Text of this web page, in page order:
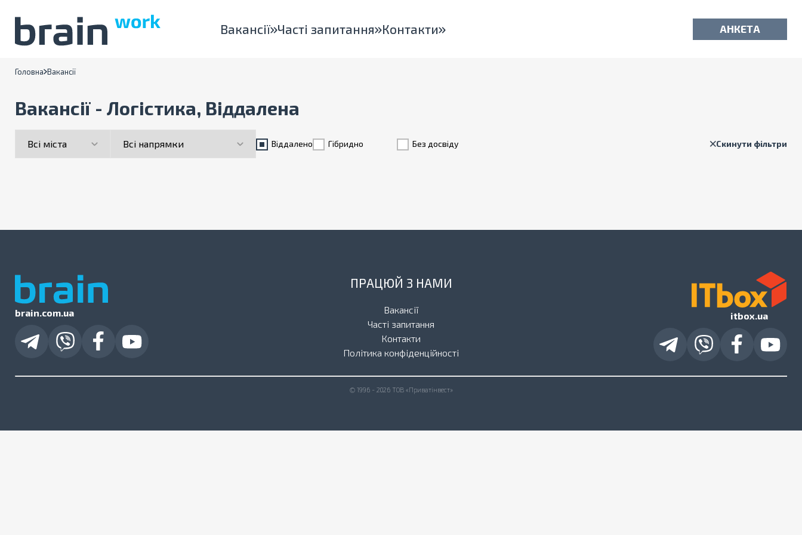
Вакансії Часті запитання Контакти АНКЕТА
Головна Вакансії
Вакансії - Логістика, Віддалена
Віддалено Гiбридно Без досвіду Скинути фільтри
brain.com.ua
ПРАЦЮЙ З НАМИ
Вакансії
Часті запитання
Контакти
Політика конфіденційності
itbox.ua
© 1996 - 2026 ТОВ «Приватінвест»